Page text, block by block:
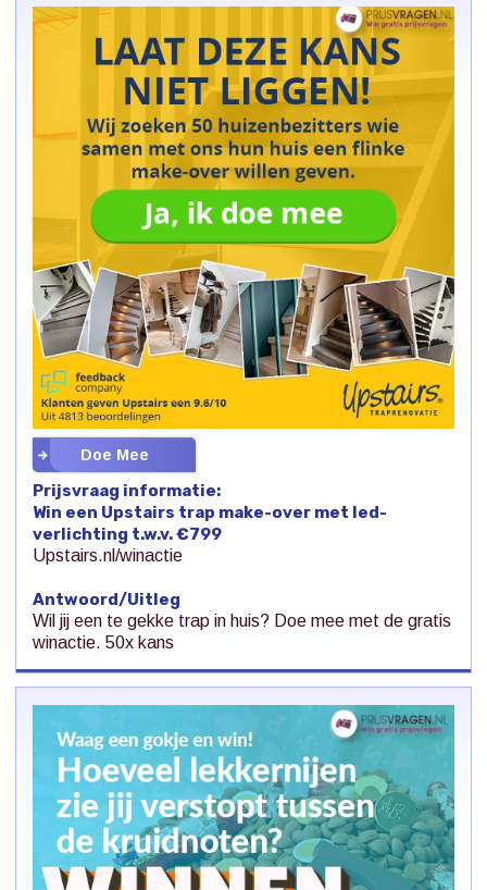
Doe Mee
Prijsvraag informatie:
Win een Upstairs trap make-over met led-
verlichting t.w.v. €799
Upstairs.nl/winactie
Antwoord/Uitleg
Wil jij een te gekke trap in huis? Doe mee met de gratis
winactie. 50x kans